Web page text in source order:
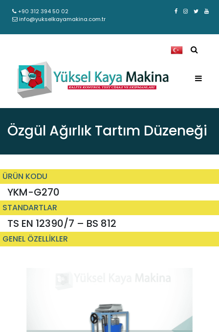
+90 312 394 50 02
info@yukselkayamakina.com.tr
Özgül Ağırlık Tartım Düzeneği
ÜRÜN KODU
YKM-G270
STANDARTLAR
TS EN 12390/7 – BS 812
GENEL ÖZELLİKLER